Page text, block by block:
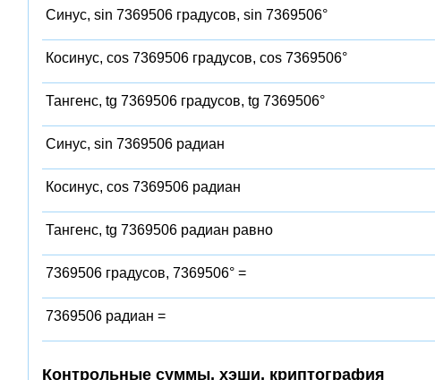
Синус, sin 7369506 градусов, sin 7369506°
Косинус, cos 7369506 градусов, cos 7369506°
Тангенс, tg 7369506 градусов, tg 7369506°
Синус, sin 7369506 радиан
Косинус, cos 7369506 радиан
Тангенс, tg 7369506 радиан равно
7369506 градусов, 7369506° =
7369506 радиан =
Контрольные суммы, хэши, криптография